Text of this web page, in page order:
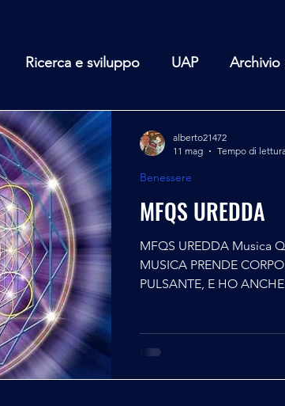
Ricerca e sviluppo UAP Archivio
Mare Mediterraneo
Spazio - Astronomia
MFQS UREDDA
MFQS UREDDA Musica
MUSICA PRENDE
PULSANTE, E HO
ricercatore Franco
suono cristallino e xdai
Benessere
alberto21472
11 mag
Tempo di